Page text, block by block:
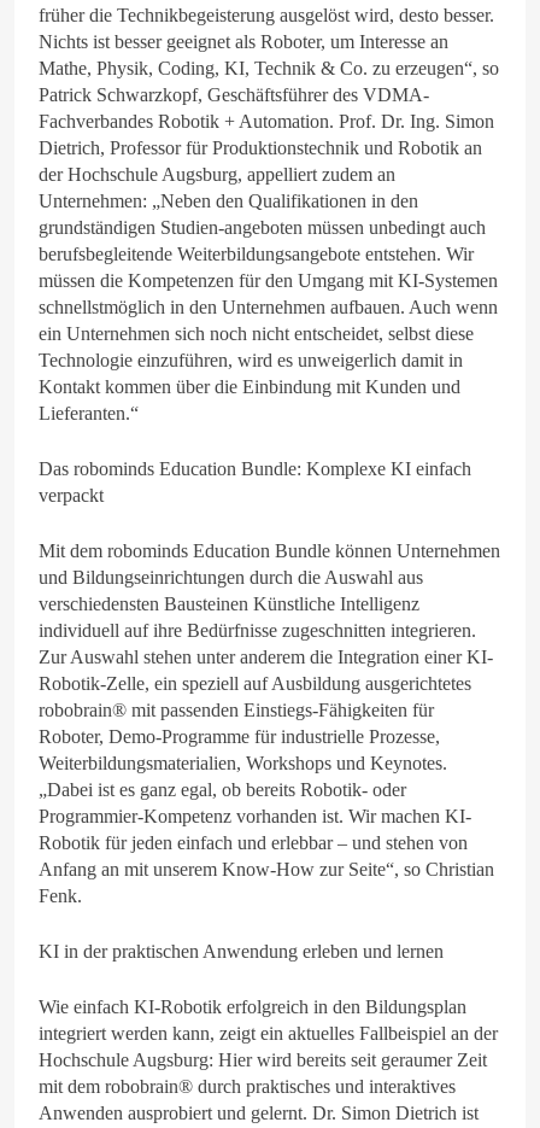
früher die Technikbegeisterung ausgelöst wird, desto besser.
Nichts ist besser geeignet als Roboter, um Interesse an
Mathe, Physik, Coding, KI, Technik & Co. zu erzeugen“, so
Patrick Schwarzkopf, Geschäftsführer des VDMA-
Fachverbandes Robotik + Automation. Prof. Dr. Ing. Simon
Dietrich, Professor für Produktionstechnik und Robotik an
der Hochschule Augsburg, appelliert zudem an
Unternehmen: „Neben den Qualifikationen in den
grundständigen Studien-angeboten müssen unbedingt auch
berufsbegleitende Weiterbildungsangebote entstehen. Wir
müssen die Kompetenzen für den Umgang mit KI-Systemen
schnellstmöglich in den Unternehmen aufbauen. Auch wenn
ein Unternehmen sich noch nicht entscheidet, selbst diese
Technologie einzuführen, wird es unweigerlich damit in
Kontakt kommen über die Einbindung mit Kunden und
Lieferanten.“
Das robominds Education Bundle: Komplexe KI einfach
verpackt
Mit dem robominds Education Bundle können Unternehmen
und Bildungseinrichtungen durch die Auswahl aus
verschiedensten Bausteinen Künstliche Intelligenz
individuell auf ihre Bedürfnisse zugeschnitten integrieren.
Zur Auswahl stehen unter anderem die Integration einer KI-
Robotik-Zelle, ein speziell auf Ausbildung ausgerichtetes
robobrain® mit passenden Einstiegs-Fähigkeiten für
Roboter, Demo-Programme für industrielle Prozesse,
Weiterbildungsmaterialien, Workshops und Keynotes.
„Dabei ist es ganz egal, ob bereits Robotik- oder
Programmier-Kompetenz vorhanden ist. Wir machen KI-
Robotik für jeden einfach und erlebbar – und stehen von
Anfang an mit unserem Know-How zur Seite“, so Christian
Fenk.
KI in der praktischen Anwendung erleben und lernen
Wie einfach KI-Robotik erfolgreich in den Bildungsplan
integriert werden kann, zeigt ein aktuelles Fallbeispiel an der
Hochschule Augsburg: Hier wird bereits seit geraumer Zeit
mit dem robobrain® durch praktisches und interaktives
Anwenden ausprobiert und gelernt. Dr. Simon Dietrich ist